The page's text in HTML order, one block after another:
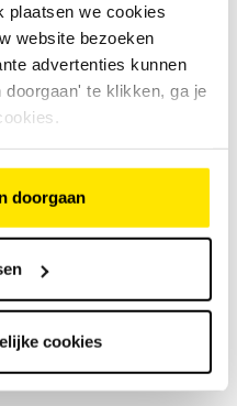
plaatsen we cookies
website bezoeken
advertenties kunnen
te klikken, ga je
doorgaan
cookies
bij Bike
geïnspecteerd en
Onderdelen zoals
worden
rit.
en de
nodig is. Dat geeft